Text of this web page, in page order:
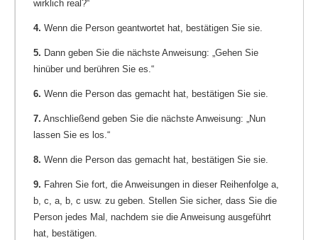
wirklich real?“
4. Wenn die Person geantwortet hat, bestätigen Sie sie.
5. Dann geben Sie die nächste Anweisung: „Gehen Sie
hinüber und berühren Sie es.“
6. Wenn die Person das gemacht hat, bestätigen Sie sie.
7. Anschließend geben Sie die nächste Anweisung: „Nun
lassen Sie es los.“
8. Wenn die Person das gemacht hat, bestätigen Sie sie.
9. Fahren Sie fort, die Anweisungen in dieser Reihenfolge a,
b, c, a, b, c usw. zu geben. Stellen Sie sicher, dass Sie die
Person jedes Mal, nachdem sie die Anweisung ausgeführt
hat, bestätigen.